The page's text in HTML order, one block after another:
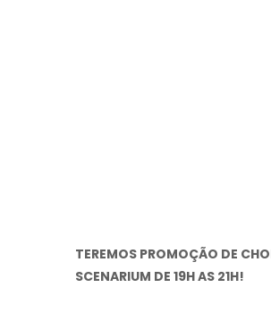
TEREMOS PROMOÇÃO DE
SCENARIUM DE 19H AS 21H!